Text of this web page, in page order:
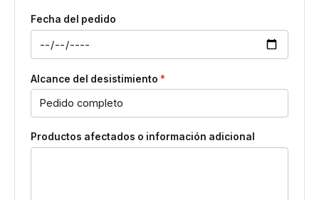
Fecha del pedido
Alcance del desistimiento *
Productos afectados o información adicional